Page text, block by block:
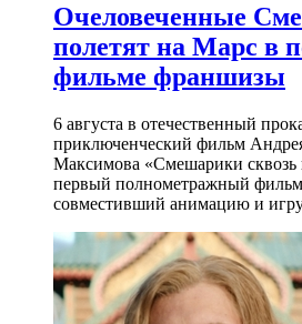
Очеловеченные
полетят на Марс в
фильме франшизы
6 августа в отечественный
приключенческий фильм
Максимова «Смешарики сквозь
первый полнометражный
совместивший анимацию и